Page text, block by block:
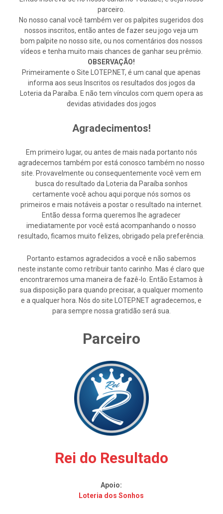
parceiro.
No nosso canal você também ver os palpites sugeridos dos
nossos inscritos, então antes de fazer seu jogo veja um
bom palpite no nosso site, ou nos comentários dos nossos
vídeos e tenha muito mais chances de ganhar seu prêmio.
OBSERVAÇÃO!
Primeiramente o Site LOTEP.NET, é um canal que apenas
informa aos seus Inscritos os resultados dos jogos da
Loteria da Paraíba. E não tem vínculos com quem opera as
devidas atividades dos jogos
Agradecimentos!
Em primeiro lugar, ou antes de mais nada portanto nós
agradecemos também por está conosco também no nosso
site. Provavelmente ou consequentemente você vem em
busca do resultado da Loteria da Paraíba sonhos
certamente você achou aqui porque nós somos os
primeiros e mais notáveis a postar o resultado na internet.
Então dessa forma queremos lhe agradecer
imediatamente por você está acompanhando o nosso
resultado, ficamos muito felizes, obrigado pela preferência.
Portanto estamos agradecidos a você e não sabemos
neste instante como retribuir tanto carinho. Mas é claro que
encontraremos uma maneira de fazê-lo. Então Estamos à
sua disposição para quando precisar, a qualquer momento
e a qualquer hora. Nós do site LOTEP.NET agradecemos, e
para sempre nossa gratidão será sua.
Parceiro
Rei do Resultado
Apoio:
Loteria dos Sonhos